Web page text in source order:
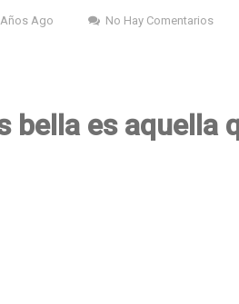
Ago No Hay Comentarios
bella es aquella